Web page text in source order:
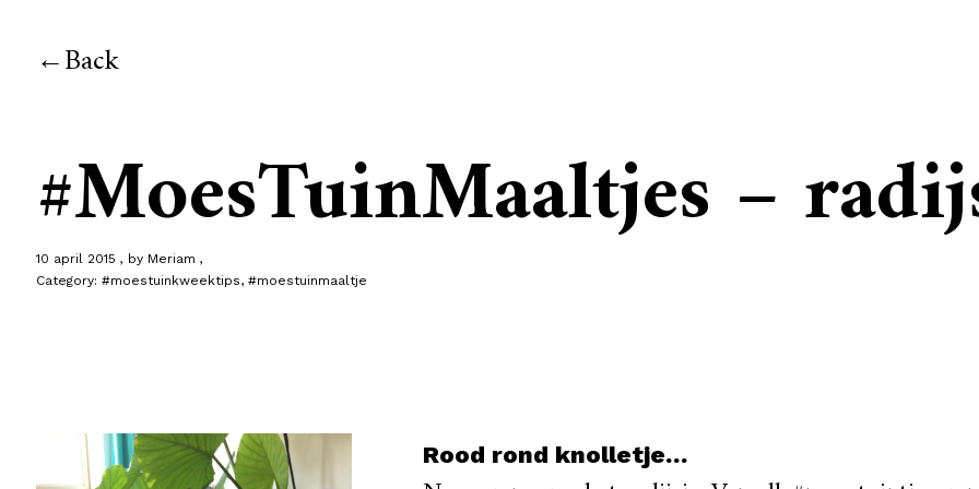
Back
#MoesTuinMaaltjes –
10 april 2015 by Meriam
Category: #moestuinkweektips, #moestuinmaaltje
Rood rond knolletje…